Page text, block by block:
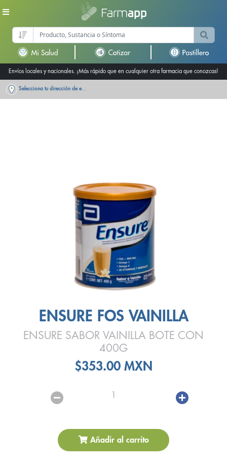
Envíos locales y nacionales. ¡Más rápido que en cualquier otra farmacia que conozcas!
Selecciona tu dirección de entrega
ENSURE FOS VAINILLA
ENSURE SABOR VAINILLA BOTE CON
400G
$353.00 MXN
1
Añadir al carrito